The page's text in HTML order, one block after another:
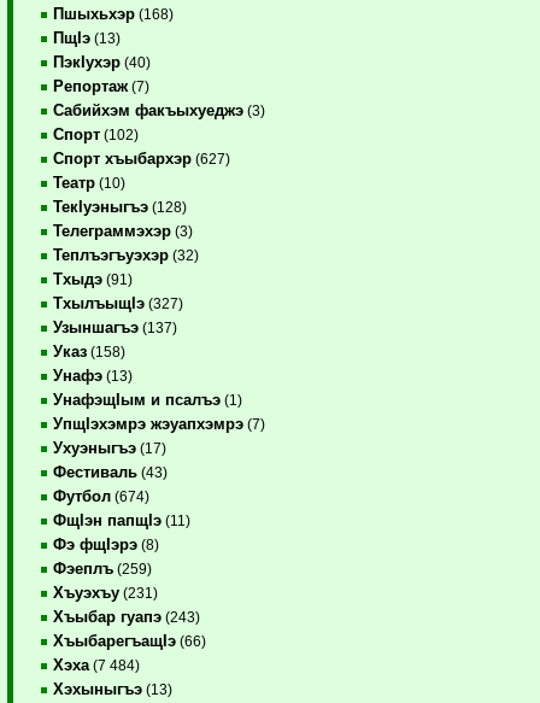
Пшыхьхэр (168)
ПщIэ (13)
ПэкIухэр (40)
Репортаж (7)
Сабийхэм факъыхуеджэ (3)
Спорт (102)
Спорт хъыбархэр (627)
Театр (10)
ТекIуэныгъэ (128)
Телеграммэхэр (3)
Теплъэгъуэхэр (32)
Тхыдэ (91)
ТхылъыщIэ (327)
Узыншагъэ (137)
Указ (158)
Унафэ (13)
УнафэщIым и псалъэ (1)
УпщIэхэмрэ жэуапхэмрэ (7)
Ухуэныгъэ (17)
Фестиваль (43)
Футбол (674)
ФщIэн папщIэ (11)
Фэ фщIэрэ (8)
Фэеплъ (259)
Хъуэхъу (231)
Хъыбар гуапэ (243)
ХъыбарегъащIэ (66)
Хэха (7 484)
Хэхыныгъэ (13)